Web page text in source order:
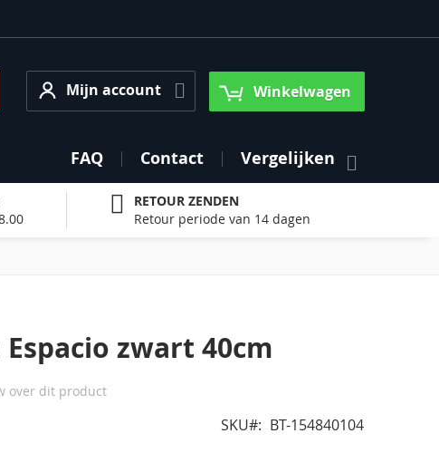
Mijn account
Mijn account Winkelwagen
FAQ Contact Vergelijken
RETOUR ZENDEN
Retour periode van 14 dagen
zwart 40cm
over dit product
SKU BT-154840104